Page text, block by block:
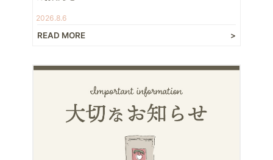
2026.8.6
READ MORE